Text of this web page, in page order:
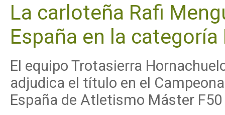
La carloteña Rafi
España en la
El equipo Trotasierra
adjudica el título en el
España de Atletismo Máster F50